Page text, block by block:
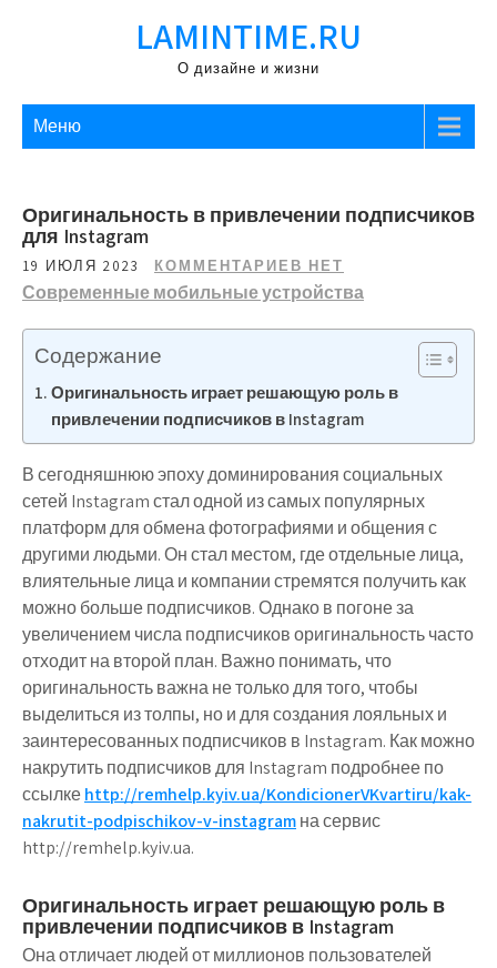
LAMINTIME.RU
О дизайне и жизни
Меню
Оригинальность в привлечении подписчиков
для Instagram
19 ИЮЛЯ 2023 КОММЕНТАРИЕВ НЕТ
Современные мобильные устройства
Содержание
Оригинальность играет решающую роль в
привлечении подписчиков в Instagram
В сегодняшнюю эпоху доминирования социальных
сетей Instagram стал одной из самых популярных
платформ для обмена фотографиями и общения с
другими людьми. Он стал местом, где отдельные лица,
влиятельные лица и компании стремятся получить как
можно больше подписчиков. Однако в погоне за
увеличением числа подписчиков оригинальность часто
отходит на второй план. Важно понимать, что
оригинальность важна не только для того, чтобы
выделиться из толпы, но и для создания лояльных и
заинтересованных подписчиков в Instagram. Как можно
накрутить подписчиков для Instagram подробнее по
ссылкеhttp://remhelp.kyiv.ua/KondicionerVKvartiru/kak-
nakrutit-podpischikov-v-instagramна сервис
http://remhelp.kyiv.ua.
Оригинальность играет решающую роль в
привлечении подписчиков в Instagram
Она отличает людей от миллионов пользователей